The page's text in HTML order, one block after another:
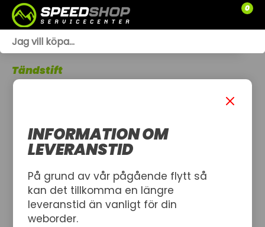
0
SLÄPVAGNAR
Tändstift
INFORMATION OM
LEVERANSTID
På grund av vår pågående flytt så
kan det tillkomma en längre
leveranstid än vanligt för din
weborder.